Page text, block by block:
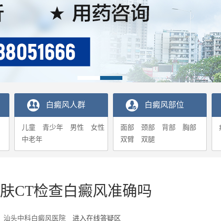
白癜风人群
儿童 青少年 男性
女性
中老年
白癜风部位
面部 颈部 背部
胸部
双臂
双腿
CT检查白癜风准确吗
头中科白癜风医院 进入在线答疑区